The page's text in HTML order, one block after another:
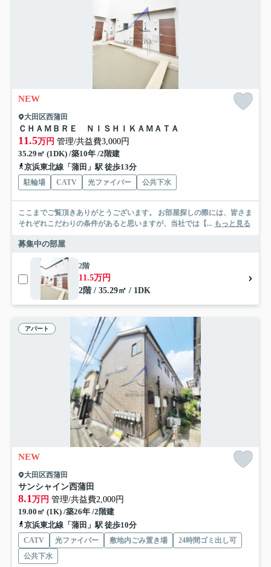
NEW
大田区西蒲田
ＣＨＡＭＢＲＥ ＮＩＳＨＩＫＡＭＡＴＡ
11.5万円 管理/共益費3,000円
35.29㎡ (1DK) /築10年 /2階建
京浜東北線「蒲田」駅 徒歩13分
駐輪場 CATV 光ファイバー 公共下水
ここまでご覧頂きありがとうございます。 お部屋探しの際には、皆さま
それぞれこだわりの条件があると思いますが、当社では【... もっと見る
募集中の部屋
2階
11.5万円
2階 / 35.29㎡ / 1DK
アパート
NEW
大田区西蒲田
サンシャイン西蒲田
8.1万円 管理/共益費2,000円
19.00㎡ (1K) /築26年 /2階建
京浜東北線「蒲田」駅 徒歩10分
CATV 光ファイバー 敷地内ごみ置き場
24時間ゴミ出し可
公共下水